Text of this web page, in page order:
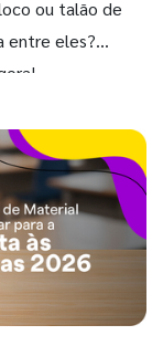
ou talão de
entre eles?